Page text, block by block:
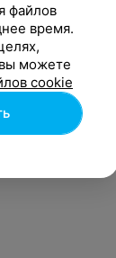
файлов
время.
можете
cookie